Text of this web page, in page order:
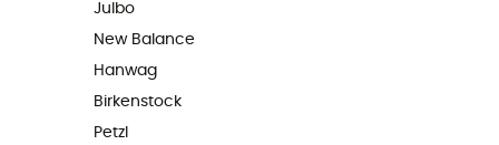
Julbo
New Balance
Hanwag
Birkenstock
Petzl